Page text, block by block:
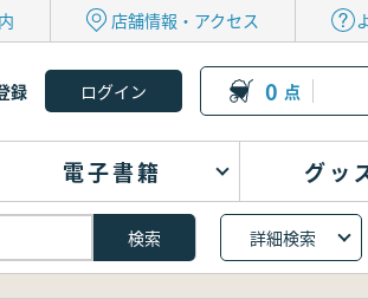
店舗情報・アクセス
録 0 点
電子書籍 グッ
詳細検索